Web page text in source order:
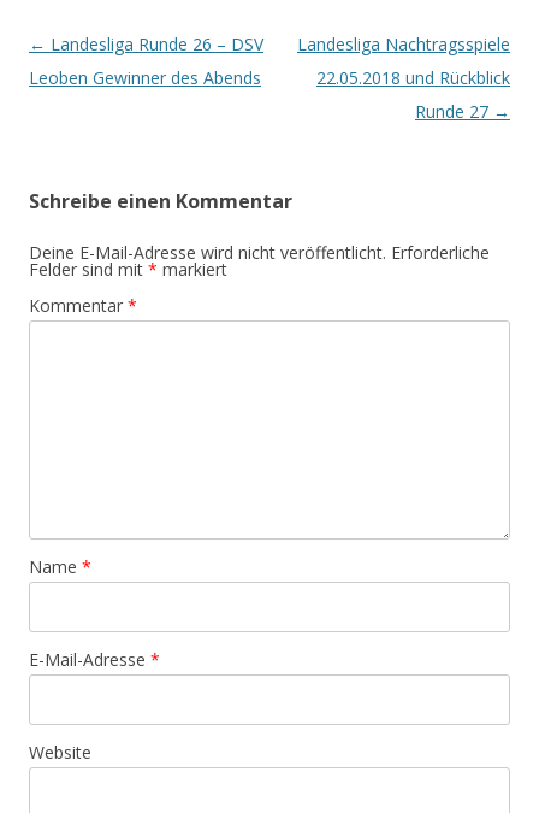
Beitrags-
Navigation
← Landesliga Runde 26 – DSV
Leoben Gewinner des Abends
Landesliga Nachtragsspiele
22.05.2018 und Rückblick
Runde 27 →
Schreibe einen Kommentar
Deine E-Mail-Adresse wird nicht veröffentlicht. Erforderliche
Felder sind mit * markiert
Kommentar *
Name *
E-Mail-Adresse *
Website